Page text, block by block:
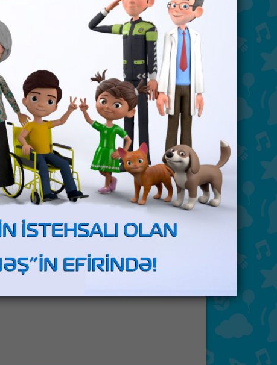
"Çərpələng" - Həftəiçi 5 gün
"ARB Günəş"də.